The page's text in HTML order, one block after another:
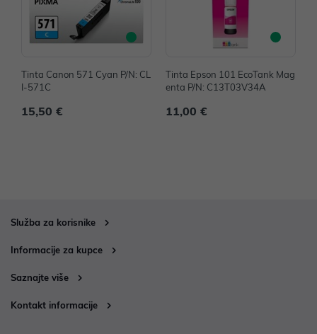
Tinta Canon 571 Cyan P/N: CL
I-571C
15,50 €
Tinta Epson 101 EcoTank Mag
enta P/N: C13T03V34A
11,00 €
Služba za korisnike
Informacije za kupce
Saznajte više
Kontakt informacije